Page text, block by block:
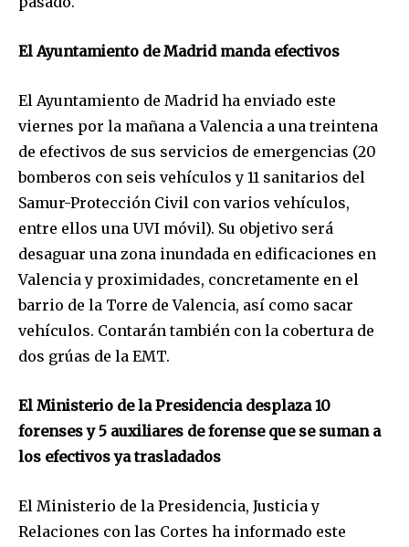
El Ayuntamiento de Madrid manda efectivos
El Ayuntamiento de Madrid ha enviado este
viernes por la mañana a Valencia a una treintena
de efectivos de sus servicios de emergencias (20
bomberos con seis vehículos y 11 sanitarios del
Samur-Protección Civil con varios vehículos,
entre ellos una UVI móvil). Su objetivo será
desaguar una zona inundada en edificaciones en
Valencia y proximidades, concretamente en el
barrio de la Torre de Valencia, así como sacar
vehículos. Contarán también con la cobertura de
dos grúas de la EMT.
El Ministerio de la Presidencia desplaza 10
forenses y 5 auxiliares de forense que se suman a
los efectivos ya trasladados
El Ministerio de la Presidencia, Justicia y
Relaciones con las Cortes ha informado este